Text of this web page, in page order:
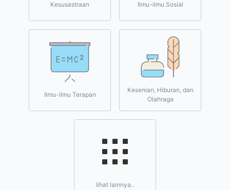
Kesusastraan Ilmu-ilmu Sosial
Ilmu-ilmu Terapan
Kesenian, Hiburan, dan
Olahraga
lihat lainnya..